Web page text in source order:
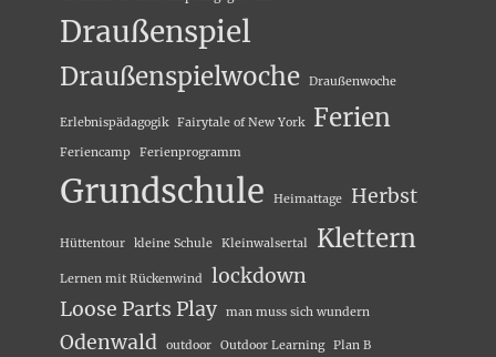
Draußenspiel
Draußenspielwoche Draußenwoche
Erlebnispädagogik Fairytale of New York Ferien
Feriencamp Ferienprogramm
Grundschule Heimattage Herbst
Hüttentour kleine Schule Kleinwalsertal Klettern
Lernen mit Rückenwind
lockdown
Loose Parts Play
man muss sich wundern
Odenwald outdoor Outdoor Learning
Plan B